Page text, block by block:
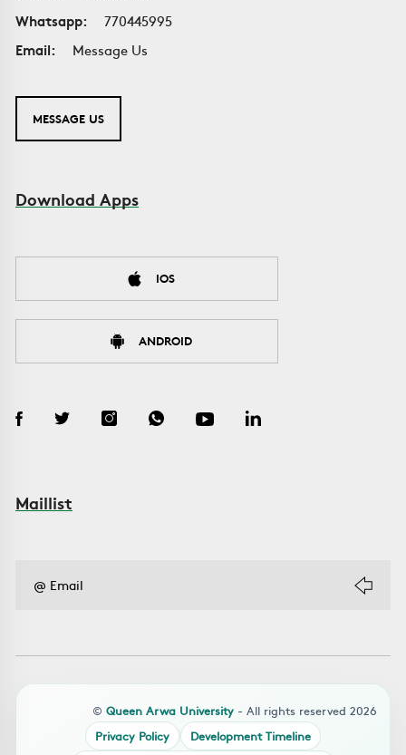
Whatsapp:
770445995
Email:
Message Us
MESSAGE US
Download Apps
IOS
ANDROID
Maillist
© Queen Arwa University - All rights reserved 2026
Privacy Policy
Development Timeline